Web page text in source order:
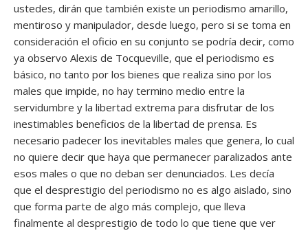
ustedes, dirán que también existe un periodismo amarillo,
mentiroso y manipulador, desde luego, pero si se toma en
consideración el oficio en su conjunto se podría decir, como
ya observo Alexis de Tocqueville, que el periodismo es
básico, no tanto por los bienes que realiza sino por los
males que impide, no hay termino medio entre la
servidumbre y la libertad extrema para disfrutar de los
inestimables beneficios de la libertad de prensa. Es
necesario padecer los inevitables males que genera, lo cual
no quiere decir que haya que permanecer paralizados ante
esos males o que no deban ser denunciados. Les decía
que el desprestigio del periodismo no es algo aislado, sino
que forma parte de algo más complejo, que lleva
finalmente al desprestigio de todo lo que tiene que ver